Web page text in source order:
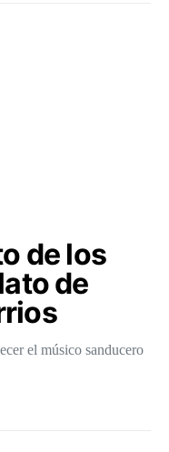
de los
de
el músico sanducero